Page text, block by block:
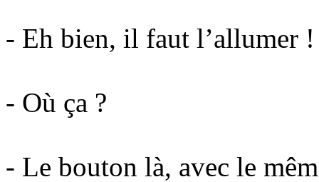
- Eh bien, il faut l’allumer !
- Où ça ?
- Le bouton là, avec le